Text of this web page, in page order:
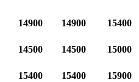
14900 14900 15400
14500 14500 15000
15400 15400 15900